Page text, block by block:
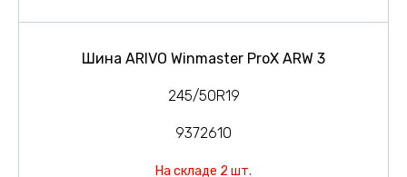
Шина ARIVO Winmaster ProX ARW 3
245/50R19
9372610
На складе 2 шт.